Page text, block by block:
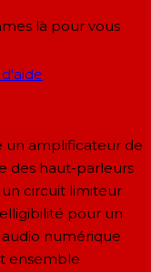
là pour vous
un amplificateur de
des haut-parleurs
circuit limiteur
pour un
numérique
ensemble